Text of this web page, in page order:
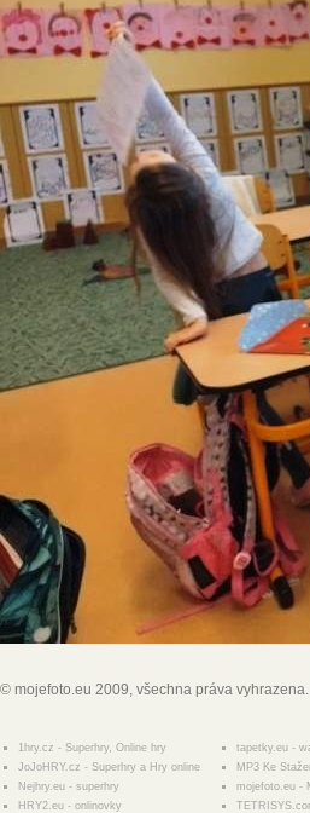
© mojefoto.eu 2009, všechna práva vyhrazena.
1hry.cz - Superhry, Online hry
JoJoHRY.cz - Superhry a Hry online
Nejhry.eu - superhry
HRY2.eu - onlinovky
tapetky.eu -
MP3 Ke
mojefoto.eu -